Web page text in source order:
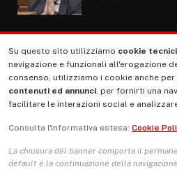
MENU
La Nostra Storia
Le Copertine
Su questo sito utilizziamo cookie tecnici
navigazione e funzionali all'erogazione
consenso, utilizziamo i cookie anche per
contenuti ed annunci, per fornirti una
facilitare le interazioni social e
Consulta l'informativa estesa: Cookie
La chiusura del banner comporta il
default e la continuazione della